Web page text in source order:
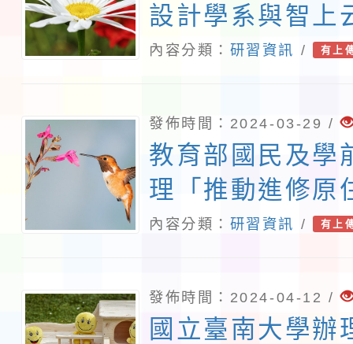
設計學系與智上
限公司合作舉辦
探索」工作坊
內容分類： 研習資訊 / 有上
發佈時間：2024-03-29 /
教育部國民及學
理「推動進修原
正義與轉型正義
講團師資培訓（
施計畫及活動海
內容分類： 研習資訊 / 有上
發佈時間：2024-04-12 /
國立臺南大學辦